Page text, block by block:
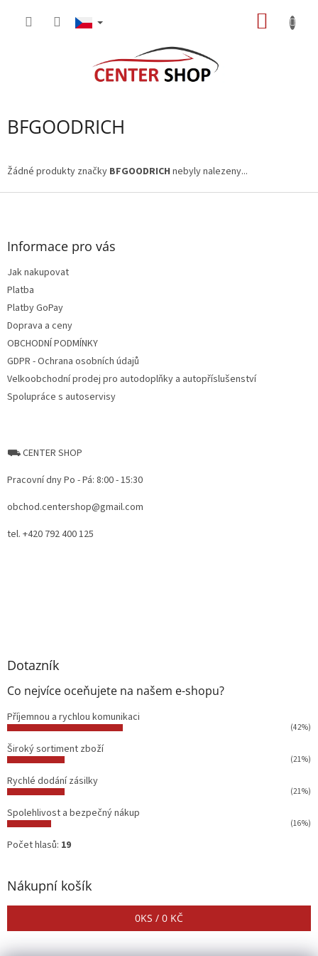
BFGOODRICH
Žádné produkty značky BFGOODRICH nebyly nalezeny...
Z
Informace pro vás
Jak nakupovat
Platba
Platby GoPay
Doprava a ceny
OBCHODNÍ PODMÍNKY
GDPR - Ochrana osobních údajů
Velkoobchodní prodej pro autodoplňky a autopříslušenství
Spolupráce s autoservisy
⛟ CENTER SHOP
Pracovní dny Po - Pá: 8:00 - 15:30
obchod.centershop@gmail.com
tel. +420 792 400 125
Dotazník
Co nejvíce oceňujete na našem e-shopu?
Příjemnou a rychlou komunikaci
(42%)
Široký sortiment zboží
(21%)
Rychlé dodání zásilky
(21%)
Spolehlivost a bezpečný nákup
(16%)
Počet hlasů: 19
Nákupní košík
0KS / 0 KČ